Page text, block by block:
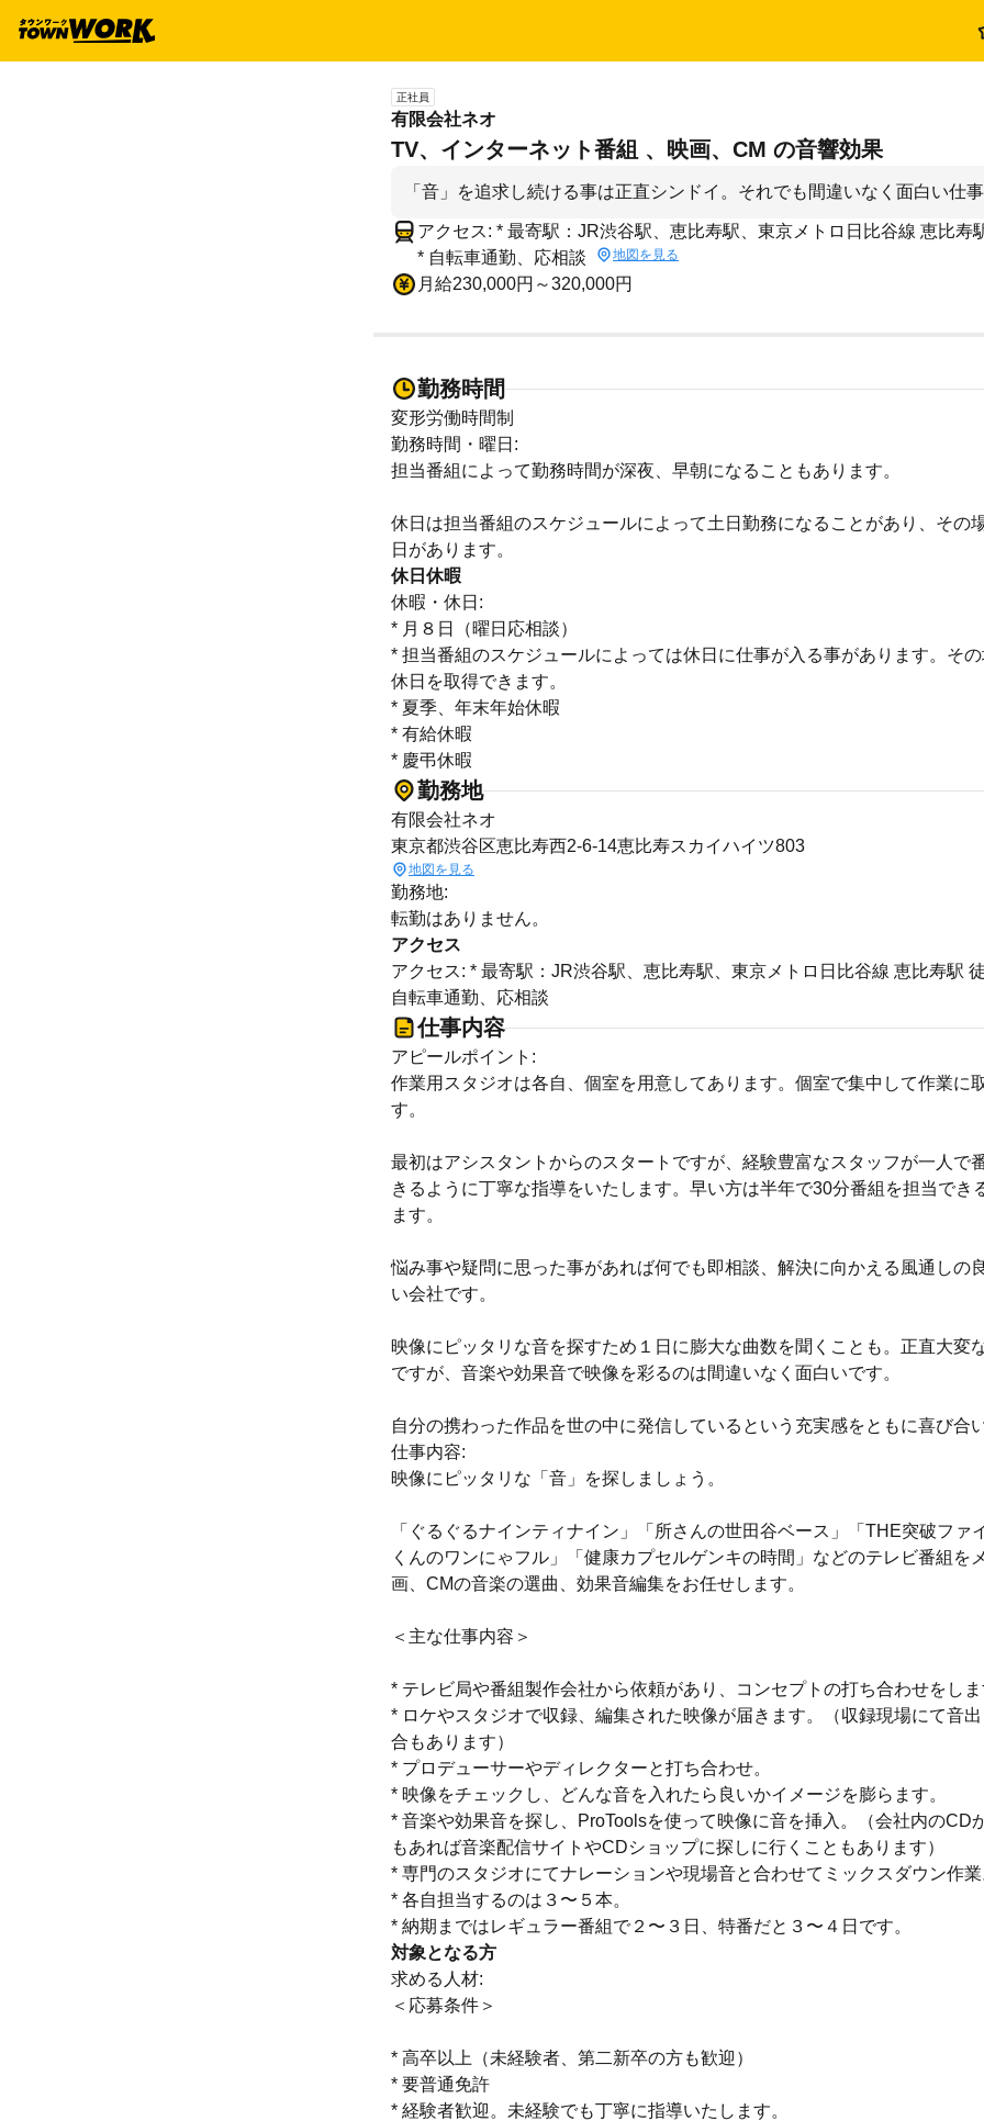
正社員
有限会社ネオ
TV、インターネット番組 、映画、CM の音響効果
「音」を追求し続ける事は正直シンドイ。それでも間違いなく面白い仕
アクセス: * 最寄駅：JR渋谷駅、恵比寿駅、東京メトロ日比谷線 恵比寿
* 自転車通勤、応相談
地図を見る
月給230,000円～320,000円
勤務時間
変形労働時間制
勤務時間・曜日:
担当番組によって勤務時間が深夜、早朝になることもあります。
休日は担当番組のスケジュールによって土日勤務になることがあり、その
日があります。
休日休暇
休暇・休日:
* 月８日（曜日応相談）
* 担当番組のスケジュールによっては休日に仕事が入る事があります。そ
休日を取得できます。
* 夏季、年末年始休暇
* 有給休暇
* 慶弔休暇
勤務地
有限会社ネオ
東京都渋谷区恵比寿西2-6-14恵比寿スカイハイツ803
地図を見る
勤務地:
転勤はありません。
アクセス
アクセス: * 最寄駅：JR渋谷駅、恵比寿駅、東京メトロ日比谷線 恵比寿駅
自転車通勤、応相談
仕事内容
アピールポイント:
作業用スタジオは各自、個室を用意してあります。個室で集中して作業に
す。
最初はアシスタントからのスタートですが、経験豊富なスタッフが一人で
きるように丁寧な指導をいたします。早い方は半年で30分番組を担当でき
ます。
悩み事や疑問に思った事があれば何でも即相談、解決に向かえる風通しの
い会社です。
映像にピッタリな音を探すため１日に膨大な曲数を聞くことも。正直大変
ですが、音楽や効果音で映像を彩るのは間違いなく面白いです。
自分の携わった作品を世の中に発信しているという充実感をともに喜び合
仕事内容:
映像にピッタリな「音」を探しましょう。
「ぐるぐるナインティナイン」「所さんの世田谷ベース」「THE突破ファ
くんのワンにゃフル」「健康カプセルゲンキの時間」などのテレビ番組を
画、CMの音楽の選曲、効果音編集をお任せします。
＜主な仕事内容＞
* テレビ局や番組製作会社から依頼があり、コンセプトの打ち合わせをし
* ロケやスタジオで収録、編集された映像が届きます。（収録現場にて音
合もあります）
* プロデューサーやディレクターと打ち合わせ。
* 映像をチェックし、どんな音を入れたら良いかイメージを膨らます。
* 音楽や効果音を探し、ProToolsを使って映像に音を挿入。（会社内のCD
もあれば音楽配信サイトやCDショップに探しに行くこともあります）
* 専門のスタジオにてナレーションや現場音と合わせてミックスダウン作
* 各自担当するのは３〜５本。
* 納期まではレギュラー番組で２〜３日、特番だと３〜４日です。
対象となる方
求める人材:
＜応募条件＞
* 高卒以上（未経験者、第二新卒の方も歓迎）
* 要普通免許
* 経験者歓迎。未経験でも丁寧に指導いたします。